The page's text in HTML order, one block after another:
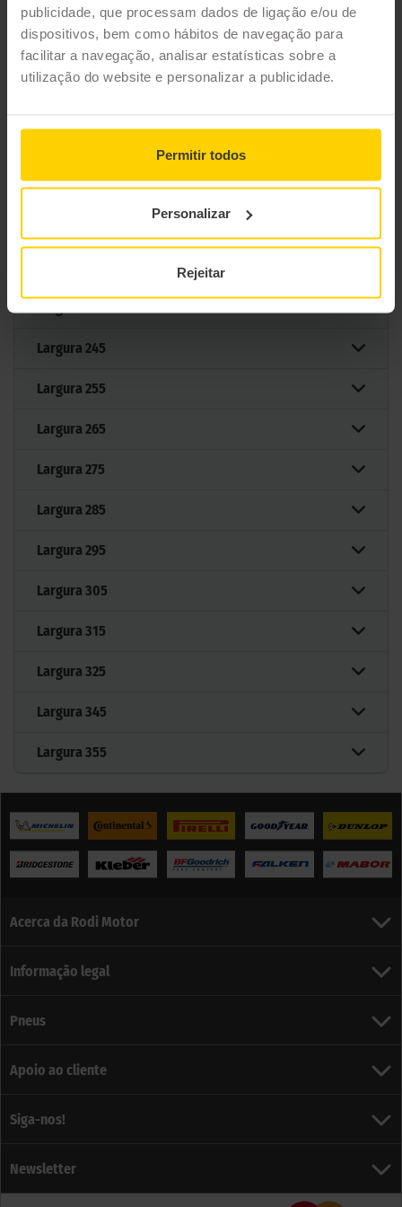
publicidade, que processam dados de ligação e/ou de
dispositivos, bem como hábitos de navegação para
facilitar a navegação, analisar estatísticas sobre a
utilização do website e personalizar a publicidade.
Permitir todos
Personalizar
Rejeitar
Filtrar por medida
Largura205
Largura 245
Largura 255
Largura 265
Largura 275
Largura 285
Largura 295
Largura 305
Largura 315
Largura 325
Largura 345
Largura 355
Acerca da Rodi Motor
Informação legal
Pneus
Apoio ao cliente
Siga-nos!
Newsletter